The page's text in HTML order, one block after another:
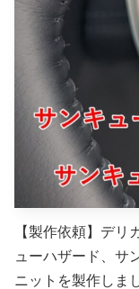
【製作依頼】デリ
ューハザード、サ
ニットを製作しま